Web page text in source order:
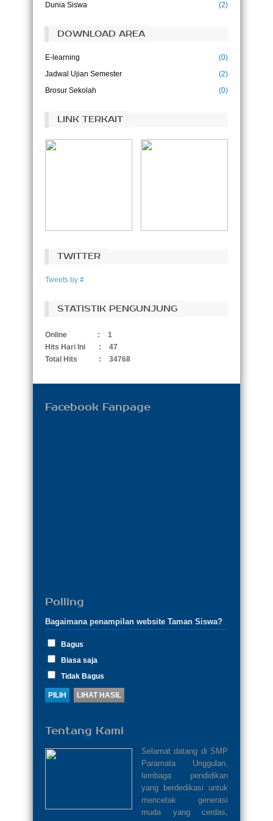
Dunia Siswa
(2)
DOWNLOAD AREA
E-learning
(0)
Jadwal Ujian Semester
(2)
Brosur Sekolah
(0)
LINK TERKAIT
TWITTER
Tweets by #
STATISTIK PENGUNJUNG
Online :
1
Hits Hari Ini
:
47
Total Hits
: 34768
Facebook Fanpage
Polling
Bagaimana penampilan website Taman Siswa?
Bagus
Biasa saja
Tidak Bagus
Tentang Kami
Selamat datang di SMP
Paramata Unggulan,
lembaga pendidikan
yang berdedikasi untuk
mencetak generasi
muda yang cerdas,